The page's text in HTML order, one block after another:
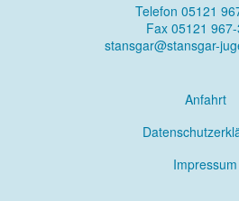
Telefon 05121
Fax 05121
stansgar@stansgar-
Anfahrt
Impressum